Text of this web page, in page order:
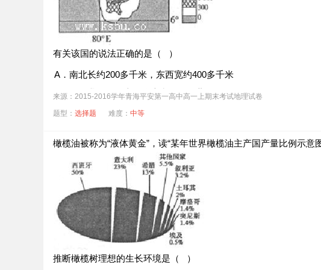
A．曼德海峡冬季
B．霍尔木兹海峡冬季
C．莫桑比克海峡夏季D．直布罗陀海峡夏季
有关该国的说法正确的是（ ）
A．南北长约200多千米，东西宽约400多千米
B．位于我国的西南、澳大利亚的西北
C．冬季商贸船队可借助洋流更快地驶往马六甲海峡
该国东侧冬季降水较多的原因是（ ）
A．西南风影响，降水较多
B．地中海气候区，冬季降水多
C．赤道低压控制，形成对流雨
D．气流受地形抬升，形成地形雨
来源：2015-2016学年青海平安第一高中高一上期末考试地理试卷
题型： 选择题 难度： 中等
橄榄油被称为“液体黄金”，读“某年世界橄榄油主产国产量比例示意
推断橄榄树理想的生长环境是（ ）